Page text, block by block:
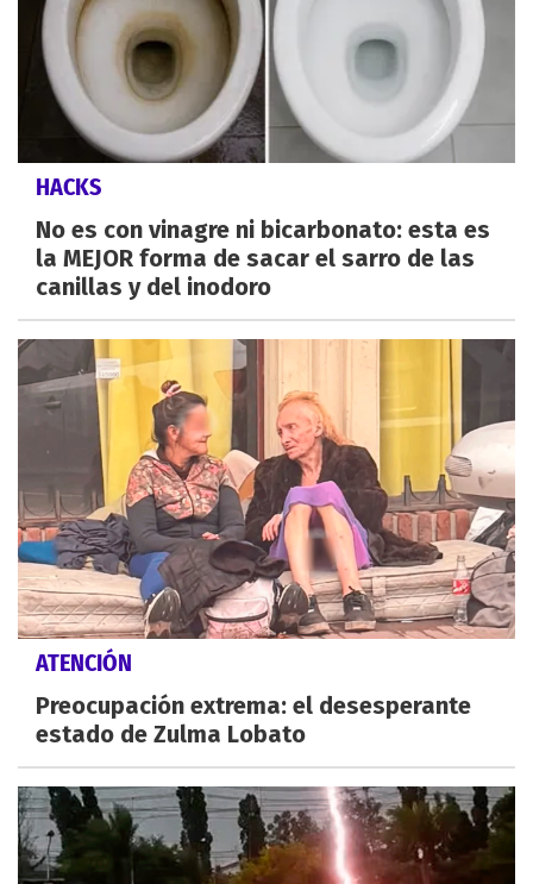
HACKS
No es con vinagre ni bicarbonato: esta es
la MEJOR forma de sacar el sarro de las
canillas y del inodoro
ATENCIÓN
Preocupación extrema: el desesperante
estado de Zulma Lobato